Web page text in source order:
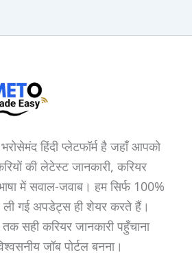
हिंदी प्लेटफॉर्म है जहाँ आपको
की लेटेस्ट जानकारी, करियर
में सवाल-जवाब। हम सिर्फ 100%
ली गई अपडेट्स ही शेयर करते हैं।
तक सही करियर जानकारी पहुँचाना
जॉब पोर्टल बनना।